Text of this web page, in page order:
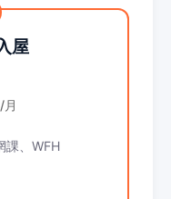
屋
/月
課、WFH